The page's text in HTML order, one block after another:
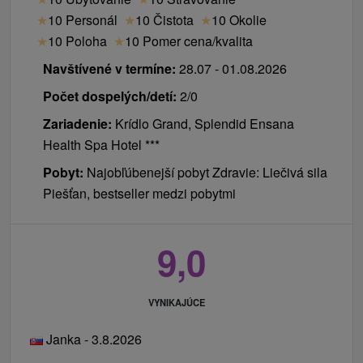
Sezóna terás a bazénových barov je otvorená
Pocit skutočnej dovolenky podčiarkuje otvorenie
Veľkej noci. V hoteloch Esplanade a Splendid sú
už v závislosti od počasia k dispozícii bazénové
bary.
Nezabudnite si pozrieť
o Kúpeľoch Piešťany.
★10 Personál ★10 Čistota ★10 Okolie
★10 Poloha ★10 Pomer cena/kvalita
Navštívené v termíne: 28.07 - 01.08.2026
Počet dospelých/detí: 2/0
Zariadenie: Krídlo Grand, Splendid Ensana
Health Spa Hotel ***
Pobyt: Najobľúbenejší pobyt Zdravie: Liečivá sila
Piešťan, bestseller medzi pobytmi
9,0
VYNIKAJÚCE
Janka - 3.8.2026